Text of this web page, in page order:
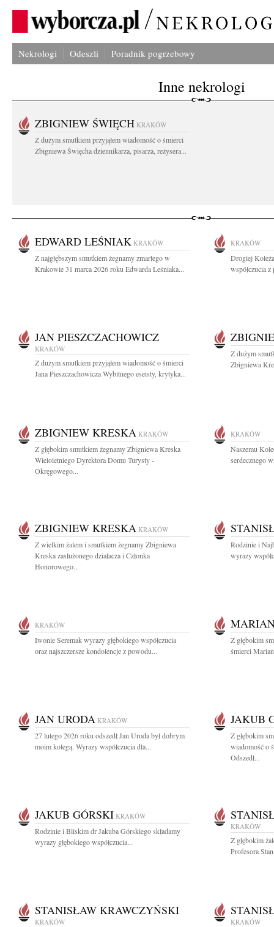
Nekrologi Odeszli Poradnik pogrzebowy
Inne nekrologi
ZBIGNIEW ŚWIĘCH KRAKÓW
Z dużym smutkiem przyjąłem wiadomość o śmierci
Zbigniewa Święcha dziennikarza, pisarza, reżysera...
EDWARD LEŚNIAK KRAKÓW
Z najgłębszym smutkiem żegnamy zmarłego w
Krakowie 31 marca 2026 roku Edwarda Leśniaka...
KRAKÓW
Drogiej
współczucia
JAN PIESZCZACHOWICZ
KRAKÓW
Z dużym smutkiem przyjąłem wiadomość o śmierci
Jana Pieszczachowicza Wybitnego eseisty, krytyka...
Z dużym
Zbigniewa
ZBIGNIEW KRESKA KRAKÓW
Z głębokim smutkiem żegnamy Zbigniewa Kreska
Wieloletniego Dyrektora Domu Turysty -
Okręgowego...
KRAKÓW
Naszemu
serdecznego
ZBIGNIEW KRESKA KRAKÓW
Z wielkim żalem i smutkiem żegnamy Zbigniewa
Kreska zasłużonego działacza i Członka
Honorowego...
Rodzinie i
wyrazy
KRAKÓW
Iwonie Seremak wyrazy głębokiego współczucia
oraz najszczersze kondolencje z powodu...
Z głębokim
śmierci
JAN URODA KRAKÓW
27 lutego 2026 roku odszedł Jan Uroda był dobrym
moim kolegą. Wyrazy współczucia dla...
JAKUB
Z głębokim
wiadomość o
Odszedł...
JAKUB GÓRSKI KRAKÓW
Rodzinie i Bliskim dr Jakuba Górskiego składamy
wyrazy głębokiego współczucia...
KRAKÓW
Z głębokim
Profesora
STANISŁAW KRAWCZYŃSKI
KRAKÓW KRAKÓW